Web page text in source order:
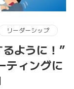
リーダーシップ
ように！”
ティングに